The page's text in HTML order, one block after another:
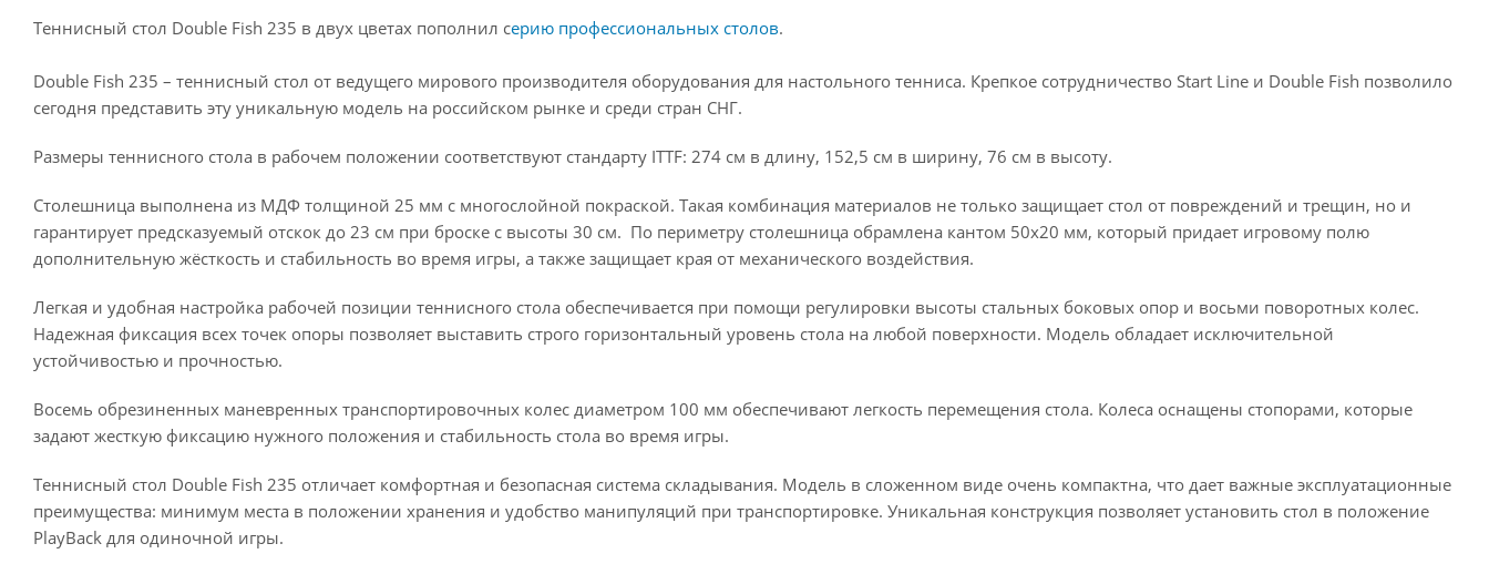
Теннисный стол Double Fish 235 в двух цветах пополнил серию профессиональных столов.
Double Fish 235 – теннисный стол от ведущего мирового производителя оборудования для настольного тенниса. Крепкое сотрудничество Start Line и Double Fish позволило
сегодня представить эту уникальную модель на российском рынке и среди стран СНГ.
Размеры теннисного стола в рабочем положении соответствуют стандарту ITTF: 274 см в длину, 152,5 см в ширину, 76 см в высоту.
Столешница выполнена из МДФ толщиной 25 мм с многослойной покраской. Такая комбинация материалов не только защищает стол от повреждений и трещин, но и
гарантирует предсказуемый отскок до 23 см при броске с высоты 30 см. По периметру столешница обрамлена кантом 50х20 мм, который придает игровому полю
дополнительную жёсткость и стабильность во время игры, а также защищает края от механического воздействия.
Легкая и удобная настройка рабочей позиции теннисного стола обеспечивается при помощи регулировки высоты стальных боковых опор и восьми поворотных колес.
Надежная фиксация всех точек опоры позволяет выставить строго горизонтальный уровень стола на любой поверхности. Модель обладает исключительной
устойчивостью и прочностью.
Восемь обрезиненных маневренных транспортировочных колес диаметром 100 мм обеспечивают легкость перемещения стола. Колеса оснащены стопорами, которые
задают жесткую фиксацию нужного положения и стабильность стола во время игры.
Теннисный стол Double Fish 235 отличает комфортная и безопасная система складывания. Модель в сложенном виде очень компактна, что дает важные эксплуатационные
преимущества: минимум места в положении хранения и удобство манипуляций при транспортировке. Уникальная конструкция позволяет установить стол в положение
PlayBack для одиночной игры.